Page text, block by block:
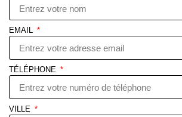
EMAIL
TÉLÉPHONE
VILLE